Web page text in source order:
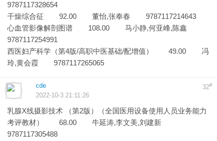
9787117328654
干燥综合征 92.00 董怡,张奉春 9787117214643
心血管影像解剖图谱 108.00 马小静,何亚峰,陈鑫
9787117254991
西医妇产科学（第4版/高职中医基础/配增值） 49.00 冯
玲,黄会霞 9787117265065
32#
cde
2022-10-3 21:11:26
乳腺X线摄影技术 （第2版）（全国医用设备使用人员业务能力
考评教材） 68.00 牛延涛,李文美,刘建新
9787117305488